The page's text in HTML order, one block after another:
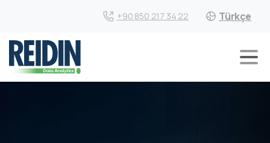
+90 850 217 34 22 Türkçe